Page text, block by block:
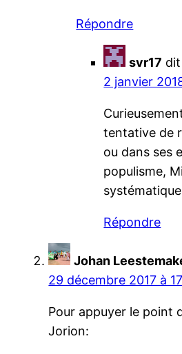
Répondre
svr17
2 janvier
tentative de
ou dans ses
populisme,
Répondre
Johan
29 décembre 2017 à
Pour appuyer le point
Jorion: